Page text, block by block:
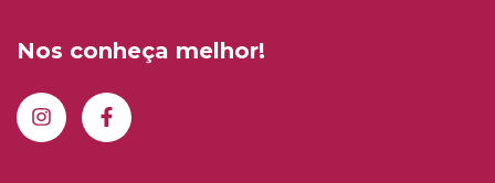
Nos conheça melhor!